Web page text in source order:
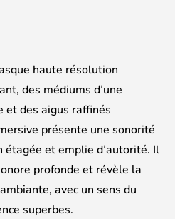
haute résolution
des médiums d’une
et des aigus raffinés
présente une sonorité
et emplie d’autorité. Il
profonde et révèle la
avec un sens du
superbes.